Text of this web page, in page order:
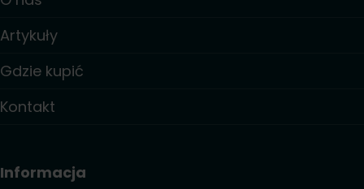
Artykuły
Gdzie kupić
Kontakt
Informacja